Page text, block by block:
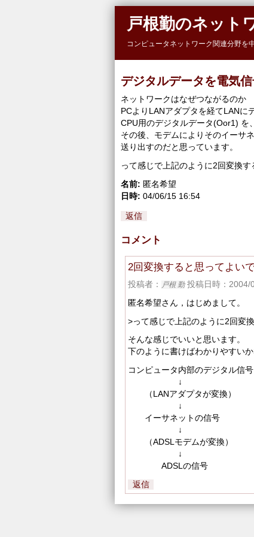
戸根勤のネット
コンピュータネットワーク関連分野を
デジタルデータを電気
ネットワークはなぜつながるのか
PCよりLANアダプタを経てLANに
CPU用のデジタルデータ(Oor1) を
その後、モデムによりそのイーサ
送り出すのだと思っています。
って感じで上記のように2回変換
名前: 匿名希望
日時: 04/06/15 16:54
返信
コメント
2回変換すると思ってよい
投稿者： 戸根 勤投稿日時：2004/
匿名希望さん，はじめまして。
>って感じで上記のように2回変
そんな感じでいいと思います。
下のように書けばわかりやすい
コンピュータ内部のデジタル信号
↓
（LANアダプタが変換）
↓
イーサネットの信号
↓
（ADSLモデムが変換）
↓
ADSLの信号
返信